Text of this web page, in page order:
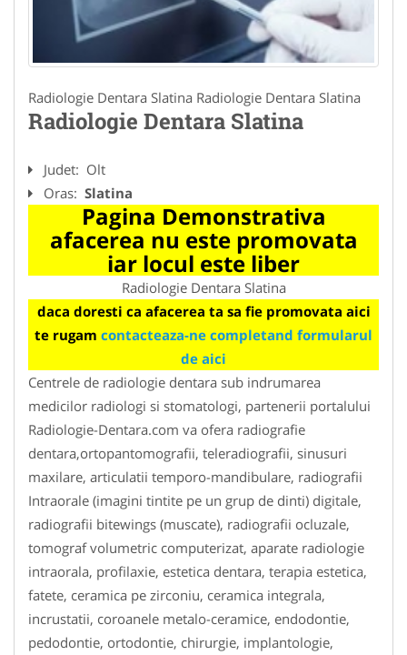
Radiologie Dentara Slatina Radiologie Dentara Slatina
Radiologie Dentara Slatina
Judet: Olt
Oras: Slatina
Pagina Demonstrativa
afacerea nu este promovata
iar locul este liber
Radiologie Dentara Slatina
daca doresti ca afacerea ta sa fie promovata aici
te rugam contacteaza-ne completand formularul
de aici
Centrele de radiologie dentara sub indrumarea
medicilor radiologi si stomatologi, partenerii portalului
Radiologie-Dentara.com va ofera radiografie
dentara,ortopantomografii, teleradiografii, sinusuri
maxilare, articulatii temporo-mandibulare, radiografii
Intraorale (imagini tintite pe un grup de dinti) digitale,
radiografii bitewings (muscate), radiografii ocluzale,
tomograf volumetric computerizat, aparate radiologie
intraorala, profilaxie, estetica dentara, terapia estetica,
fatete, ceramica pe zirconiu, ceramica integrala,
incrustatii, coroanele metalo-ceramice, endodontie,
pedodontie, ortodontie, chirurgie, implantologie,